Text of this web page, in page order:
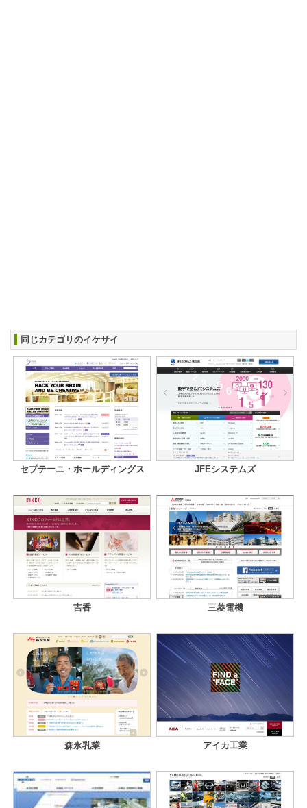
同じカテゴリのイケサイ
セプテーニ・ホールディングス JFEシステムズ
吉香 三菱電機
森永乳業 アイカ工業